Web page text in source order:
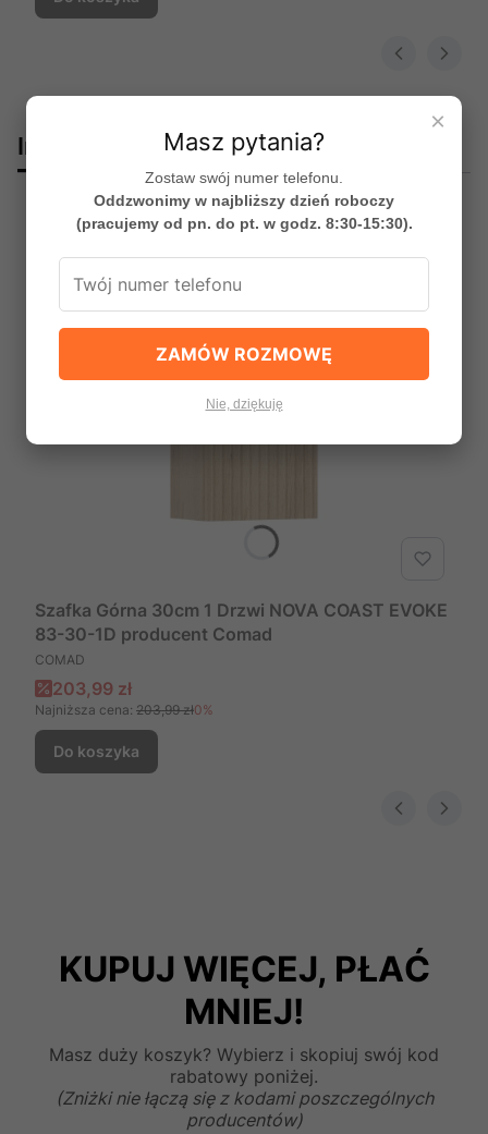
Innym spododobały się:
Okazja
Szafka Górna 30cm 1 Drzwi NOVA COAST EVOKE
83-30-1D producent Comad
PRODUCENT
COMAD
Cena promocyjna
203,99 zł
Najniższa cena: 203,99 zł0%
Do koszyka
KUPUJ WIĘCEJ, PŁAĆ
MNIEJ!
Masz duży koszyk? Wybierz i skopiuj swój kod
rabatowy poniżej.
(Zniżki nie łączą się z kodami poszczególnych
producentów)
×
Masz pytania?
Zostaw swój numer telefonu.
Oddzwonimy w najbliższy dzień roboczy
(pracujemy od pn. do pt. w godz. 8:30-15:30).
ZAMÓW ROZMOWĘ
Nie, dziękuję